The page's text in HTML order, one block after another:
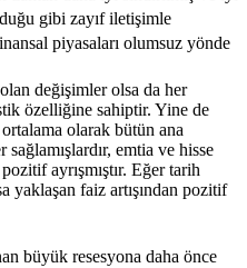
gibi zayıf iletişimle
piyasaları olumsuz yönde
değişimler olsa da her
özelliğine sahiptir. Yine de
olarak bütün ana
emtia ve hisse
ayrışmıştır. Eğer tarih
yaklaşan faiz artışından pozitif
büyük resesyona daha önce